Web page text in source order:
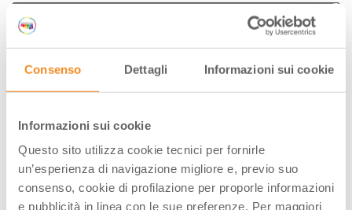
Consenso Dettagli Informazioni sui cookie
Informazioni sui cookie
Questo sito utilizza cookie tecnici per fornirle
un’esperienza di navigazione migliore e, previo suo
consenso, cookie di profilazione per proporle informazioni
e pubblicità in linea con le sue preferenze. Per maggiori
Conosci la nostra newsletter?